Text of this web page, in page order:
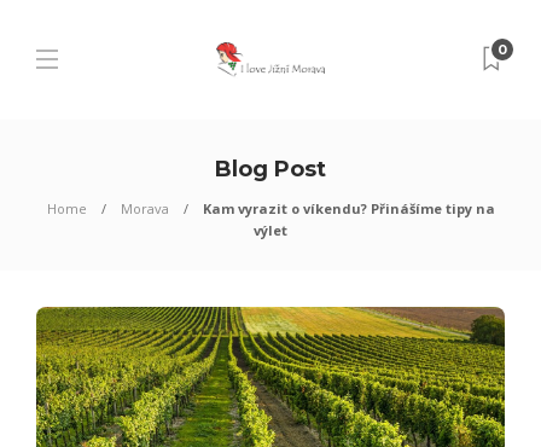
0
Blog Post
Home Morava
Kam vyrazit o víkendu? Přinášíme tipy na
výlet